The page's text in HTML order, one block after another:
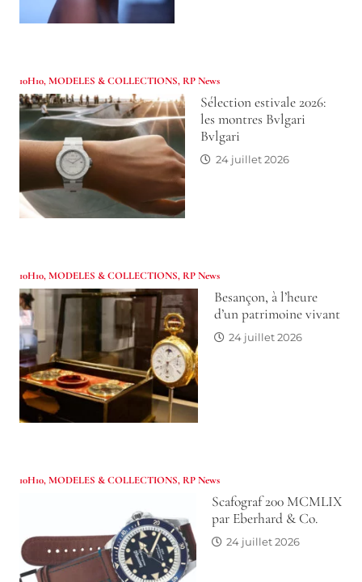
10H10,MODELES & COLLECTIONS, RP News
Sélection estivale 2026:
les montres Bvlgari
Bvlgari
24 juillet 2026
10H10,MODELES & COLLECTIONS, RP News
Besançon, à l’heure
d’un patrimoine vivant
24 juillet 2026
10H10,MODELES & COLLECTIONS, RP News
Scafograf 200 MCMLIX
par Eberhard & Co.
24 juillet 2026